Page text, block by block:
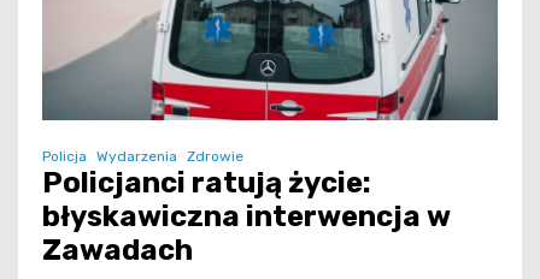
Policja Wydarzenia Zdrowie
Policjanci ratują życie:
błyskawiczna interwencja w
Zawadach